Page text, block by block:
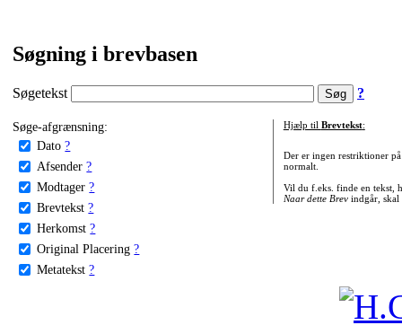
Søgning i brevbasen
Søgetekst ?
Søge-afgrænsning:
Dato ?
Afsender ?
Modtager ?
Brevtekst ?
Herkomst ?
Original Placering ?
Metatekst ?
Hjælp til Brevtekst:
Der er ingen restriktioner
normalt.
Vil du f.eks. finde en tekst,
Naar dette Brevindgår, skal